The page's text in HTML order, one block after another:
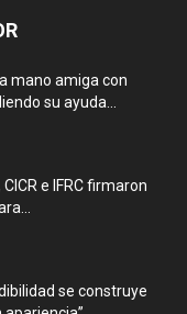
mano amiga con
su ayuda...
e IFRC firmaron
se construye